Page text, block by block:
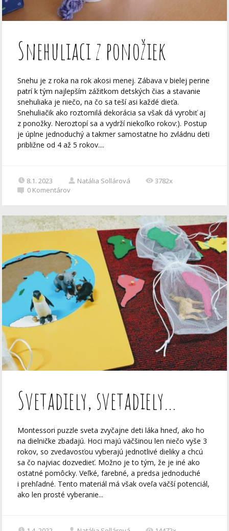
Snehuliaci z ponožiek
Snehu je z roka na rok akosi menej. Zábava v bielej perine
patrí k tým najlepším zážitkom detských čias a stavanie
snehuliaka je niečo, na čo sa teší asi každé dieťa.
Snehuliačik ako roztomilá dekorácia sa však dá vyrobiť aj
z ponožky. Neroztopí sa a vydrží niekoľko rokov:). Postup
je úplne jednoduchý a takmer samostatne ho zvládnu deti
približne od 4 až 5 rokov....
8.1. 2023 Natália Sollárová
3782x
0 Komentárov
Svetadiely, svetadiely…
Montessori puzzle sveta zvyčajne deti láka hneď, ako ho
na dielničke zbadajú. Hoci majú väčšinou len niečo vyše 3
rokov, so zvedavosťou vyberajú jednotlivé dieliky a chcú
sa čo najviac dozvedieť. Možno je to tým, že je iné ako
ostatné pomôcky. Veľké, farebné, a predsa jednoduché
i prehľadné. Tento materiál má však oveľa väčší potenciál,
ako len prosté vyberanie...